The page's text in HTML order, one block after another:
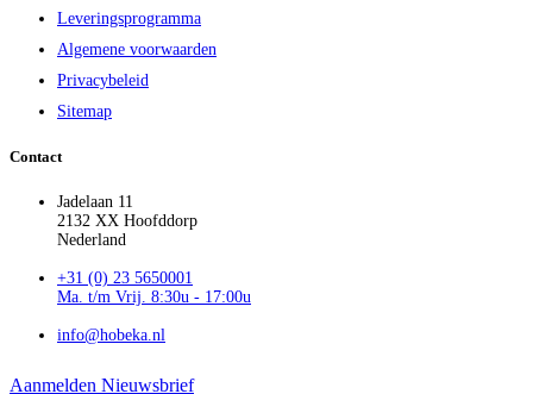
Leveringsprogramma
Algemene voorwaarden
Privacybeleid
Sitemap
Contact
Jadelaan 11
2132 XX Hoofddorp
Nederland
+31 (0) 23 5650001
Ma. t/m Vrij. 8:30u - 17:00u
info@hobeka.nl
Aanmelden Nieuwsbrief